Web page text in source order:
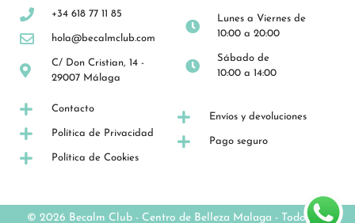
+34 618 77 11 85
hola@becalmclub.com
C/ Don Cristian, 14 -
29007 Málaga
Lunes a Viernes de
10:00 a 20:00
Sábado de
10:00 a 14:00
Contacto
Política de Privacidad
Política de Cookies
Envíos y devoluciones
Pago seguro
© 2026 Becalm Club - Centro de Belleza Malaga - Todos los